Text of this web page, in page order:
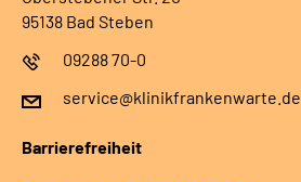
95138 Bad Steben
09288 70-0
service@klinikfrankenwarte.de
Barrierefreiheit